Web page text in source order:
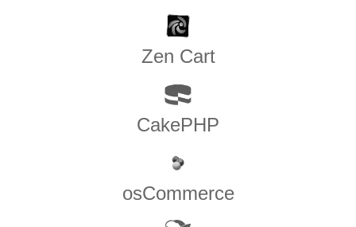
Zen​ ​Cart
CakePHP
osCommerce